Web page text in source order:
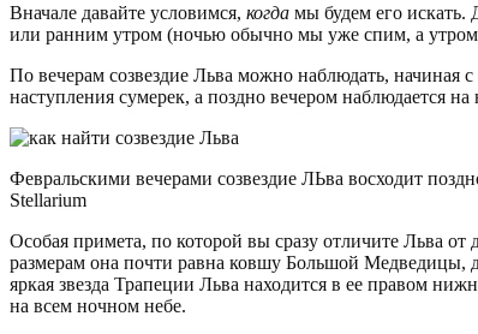
Вначале давайте условимся, когда мы будем его искать.
или ранним утром (ночью обычно мы уже спим, а
По вечерам созвездие Льва можно наблюдать, начиная
наступления сумерек, а поздно вечером наблюдается на
Февральскими вечерами созвездие ЛЬва восходит
Stellarium
Особая примета, по которой вы сразу отличите Льва от
размерам она почти равна ковшу Большой Медведицы,
яркая звезда Трапеции Льва находится в ее правом
на всем ночном небе.